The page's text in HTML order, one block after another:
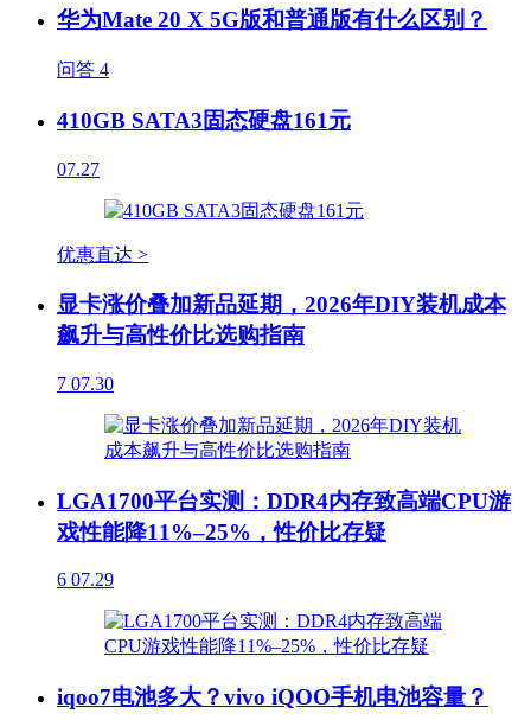
华为Mate 20 X 5G版和普通版有什么区别？
问答 4
410GB SATA3固态硬盘161元
07.27
优惠直达 >
显卡涨价叠加新品延期，2026年DIY装机成本
飙升与高性价比选购指南
7 07.30
LGA1700平台实测：DDR4内存致高端CPU游
戏性能降11%–25%，性价比存疑
6 07.29
iqoo7电池多大？vivo iQOO手机电池容量？